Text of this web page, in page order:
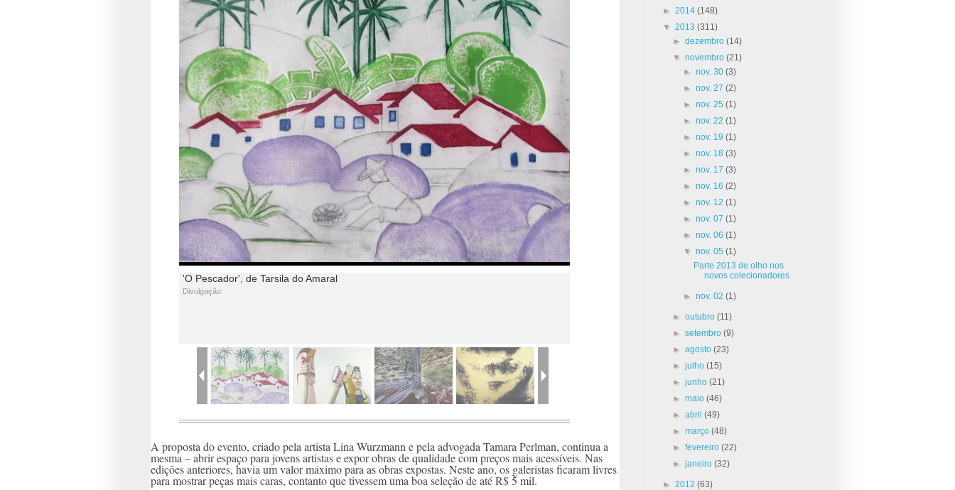
A proposta do evento, criado pela artista Lina Wurzmann e pela advogada Tamara Perlman, continua a
mesma – abrir espaço para jovens artistas e expor obras de qualidade com preços mais acessíveis. Nas
edições anteriores, havia um valor máximo para as obras expostas. Neste ano, os galeristas ficaram livres
para mostrar peças mais caras, contanto que tivessem uma boa seleção de até R$ 5 mil.
► 2014 (148)
▼ 2013 (311)
►dezembro(14)
▼novembro(21)
► nov. 30 (3)
► nov. 27 (2)
► nov. 25 (1)
► nov. 22 (1)
► nov. 19 (1)
► nov. 18 (3)
► nov. 17 (3)
► nov. 16 (2)
► nov. 12 (1)
► nov. 07 (1)
► nov. 06 (1)
▼ nov. 05 (1)
Parte 2013 de olho nos
novos colecionadores
► nov. 02 (1)
►outubro(11)
►setembro(9)
►agosto(23)
►julho(15)
►junho(21)
►maio(46)
►abril(49)
►março(48)
►fevereiro(22)
►janeiro(32)
► 2012 (63)